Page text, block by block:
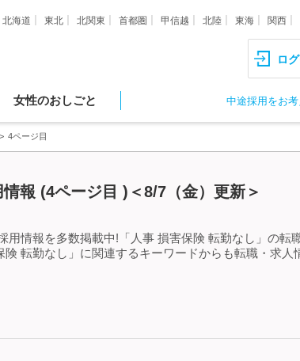
北海道 東北 北関東 首都圏 甲信越 北陸 東海 関西
ロ
女性のおしごと 中途採用をお
4ページ目
報 (4ページ目 )＜8/7（金）更新＞
情報を多数掲載中!「人事 損害保険 転勤なし」の転
転勤なし」に関連するキーワードからも転職・求人